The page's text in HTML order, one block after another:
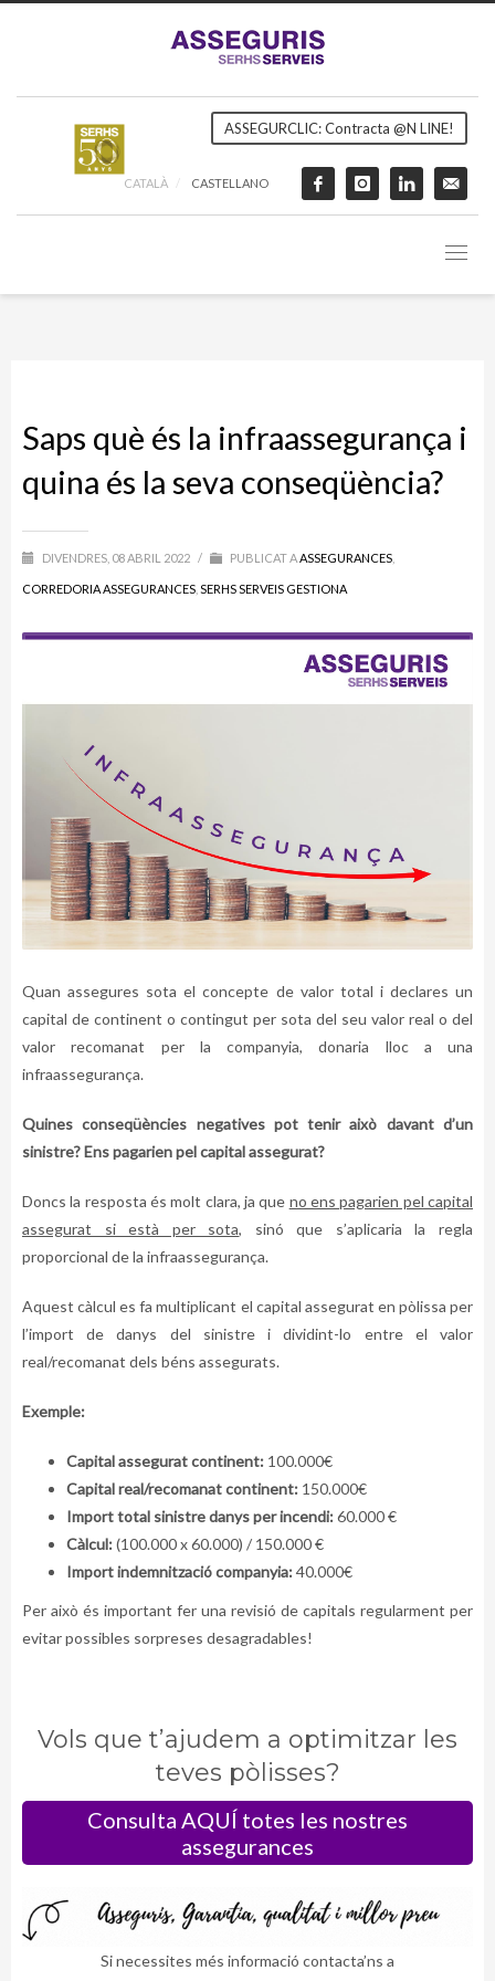
ASSEGURCLIC: Contracta @N LINE!
CATALÀ CASTELLANO
Saps què és la infraassegurança i
quina és la seva conseqüència?
DIVENDRES, 08 ABRIL 2022 / PUBLICAT AASSEGURANCES
CORREDORIA ASSEGURANCES SERHS SERVEIS GESTIONA
Quan assegures sota el concepte de valor total i declares un
capital de continent o contingut per sota del seu valor real o del
valor recomanat per la companyia, donaria lloc a una
infraassegurança.
Quines conseqüències negatives pot tenir això davant d’un
sinistre? Ens pagarien pel capital assegurat?
Doncs la resposta és molt clara, ja que no ens pagarien pel capital
assegurat si està per sota, sinó que s’aplicaria la regla
proporcional de la infraassegurança.
Aquest càlcul es fa multiplicant el capital assegurat en pòlissa per
l’import de danys del sinistre i dividint-lo entre el valor
real/recomanat dels béns assegurats.
Exemple:
Capital assegurat continent: 100.000€
Capital real/recomanat continent: 150.000€
Import total sinistre danys per incendi:60.000 €
Càlcul:(100.000 x 60.000) / 150.000 €
Import indemnització companyia:40.000€
Per això és important fer una revisió de capitals regularment per
evitar possibles sorpreses desagradables!
Vols que t’ajudem a optimitzar les
teves pòlisses?
Consulta AQUÍ totes les nostres
assegurances
Si necessites més informació contacta’ns a